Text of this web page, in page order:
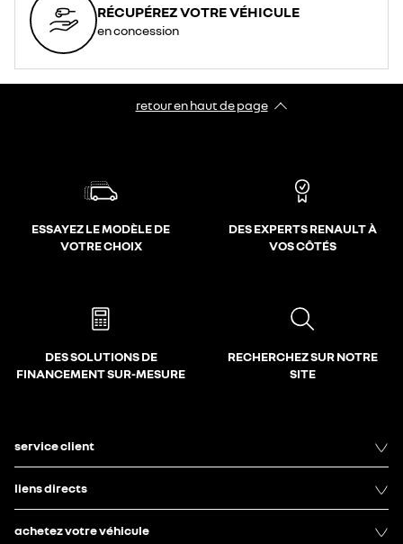
RÉCUPÉREZ VOTRE VÉHICULE
en concession
retour en haut de page​
ESSAYEZ LE MODÈLE DE
VOTRE CHOIX
DES EXPERTS RENAULT À
VOS CÔTÉS
DES SOLUTIONS DE
FINANCEMENT SUR-MESURE
RECHERCHEZ SUR NOTRE
SITE
service client
liens directs
achetez votre véhicule